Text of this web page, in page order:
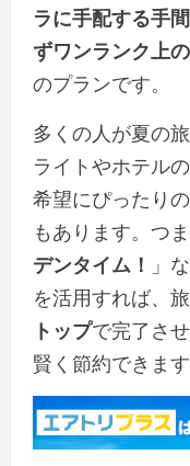
ラに手配する手
ずワンランク上
のプランです。
多くの人が夏の
ライトやホテル
希望にぴったり
もあります。つ
デンタイム！ 」
を活用すれば、
トップで完了さ
賢く節約できます